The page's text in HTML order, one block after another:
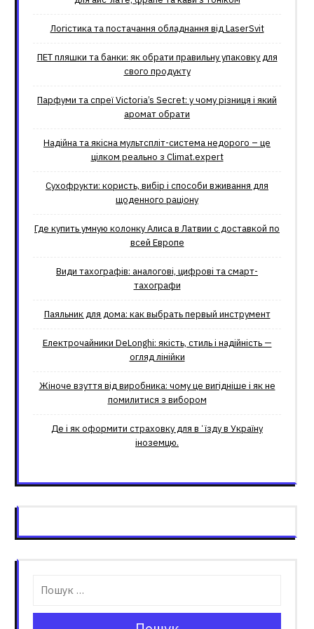
Логістика та постачання обладнання від LaserSvit
ПЕТ пляшки та банки: як обрати правильну упаковку для
свого продукту
Парфуми та спреї Victoria’s Secret: у чому різниця і який
аромат обрати
Надійна та якісна мультспліт-система недорого – це
цілком реально з Climat.еxpert
Сухофрукти: користь, вибір і способи вживання для
щоденного раціону
Где купить умную колонку Алиса в Латвии с доставкой по
всей Европе
Види тахографів: аналогові, цифрові та смарт-
тахографи
Паяльник для дома: как выбрать первый инструмент
Електрочайники DeLonghi: якість, стиль і надійність —
огляд лінійки
Жіноче взуття від виробника: чому це вигідніше і як не
помилитися з вибором
Де і як оформити страховку для вʼїзду в Україну
іноземцю.